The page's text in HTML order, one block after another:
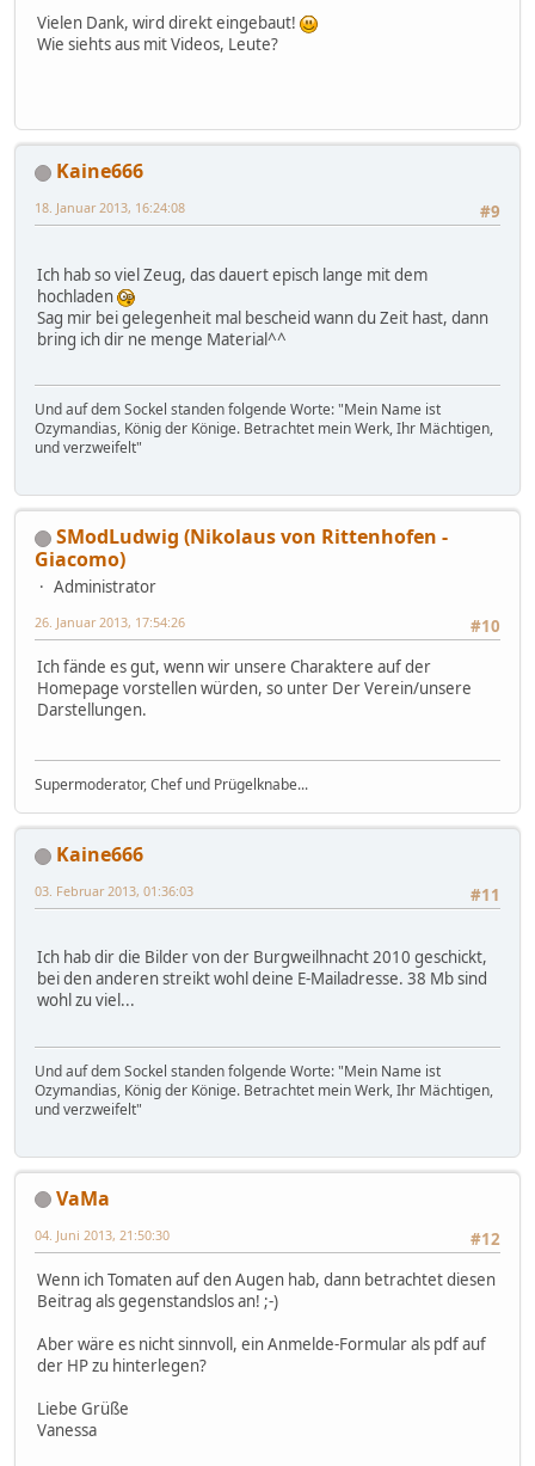
Vielen Dank, wird direkt eingebaut!
Wie siehts aus mit Videos, Leute?
Kaine666
#9
18. Januar 2013, 16:24:08
Ich hab so viel Zeug, das dauert episch lange mit dem
hochladen
Sag mir bei gelegenheit mal bescheid wann du Zeit hast, dann
bring ich dir ne menge Material^^
Und auf dem Sockel standen folgende Worte: "Mein Name ist
Ozymandias, König der Könige. Betrachtet mein Werk, Ihr Mächtigen,
und verzweifelt"
SModLudwig (Nikolaus von Rittenhofen -
Giacomo)
Administrator
#10
26. Januar 2013, 17:54:26
Ich fände es gut, wenn wir unsere Charaktere auf der
Homepage vorstellen würden, so unter Der Verein/unsere
Darstellungen.
Supermoderator, Chef und Prügelknabe...
Kaine666
#11
03. Februar 2013, 01:36:03
Ich hab dir die Bilder von der Burgweilhnacht 2010 geschickt,
bei den anderen streikt wohl deine E-Mailadresse. 38 Mb sind
wohl zu viel...
Und auf dem Sockel standen folgende Worte: "Mein Name ist
Ozymandias, König der Könige. Betrachtet mein Werk, Ihr Mächtigen,
und verzweifelt"
VaMa
#12
04. Juni 2013, 21:50:30
Wenn ich Tomaten auf den Augen hab, dann betrachtet diesen
Beitrag als gegenstandslos an! ;-)
Aber wäre es nicht sinnvoll, ein Anmelde-Formular als pdf auf
der HP zu hinterlegen?
Liebe Grüße
Vanessa